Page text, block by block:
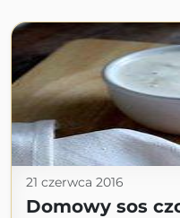
21 czerwca 2016
Domowy sos